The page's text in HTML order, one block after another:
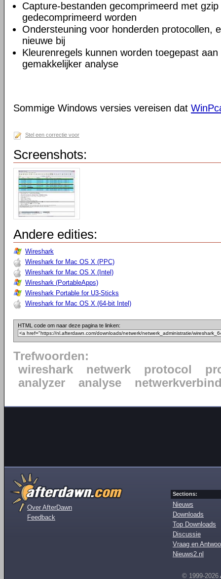
Capture-bestanden gecomprimeerd met
gedecomprimeerd worden
Ondersteuning voor honderden protocollen,
nieuwe bij
Kleurenregels kunnen worden toegepast
gemakkelijker analyse
Sommige Windows versies vereisen dat
Stel een correctie voor
Screenshots:
Andere edities:
Wireshark
Wireshark for Mac OS X (PPC)
Wireshark for Mac OS X (Intel)
Wireshark (PortableApps)
Wireshark Portable for U3-Sticks
Wireshark for Mac OS X (64-bit Intel)
HTML code om naar deze pagina te linken:
Trefwoorden:
wireshark
netwerk protocol
analyzer
analyse
Over AfterDawn
Feedback
Sections:
Nieuws
Downloads
Top Downloads
Discussie
Vraag en
Nieuws2.nl
© 1999-2026